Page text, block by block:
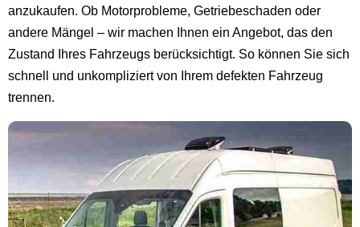
anzukaufen. Ob Motorprobleme, Getriebeschaden oder
andere Mängel – wir machen Ihnen ein Angebot, das den
Zustand Ihres Fahrzeugs berücksichtigt. So können Sie sich
schnell und unkompliziert von Ihrem defekten Fahrzeug
trennen.